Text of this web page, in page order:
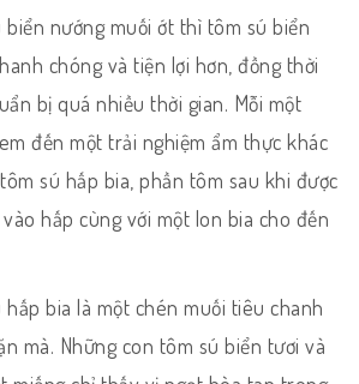
nướng muối ớt thì tôm sú biển
chóng và tiện lợi hơn, đồng thời
bị quá nhiều thời gian. Mỗi một
đến một trải nghiệm ẩm thực khác
sú hấp bia, phần tôm sau khi được
hấp cùng với một lon bia cho đến
bia là một chén muối tiêu chanh
mà. Những con tôm sú biển tươi và